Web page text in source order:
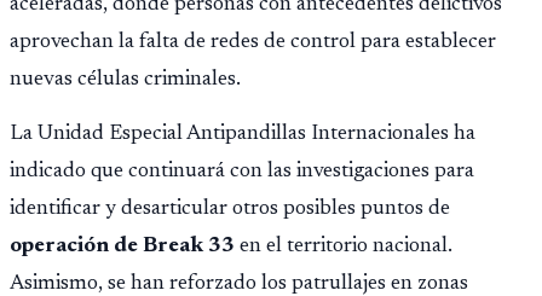
aceleradas, donde personas con antecedentes delictivos
aprovechan la falta de redes de control para establecer
nuevas células criminales.
La Unidad Especial Antipandillas Internacionales ha
indicado que continuará con las investigaciones para
identificar y desarticular otros posibles puntos de
operación de Break 33 en el territorio nacional.
Asimismo, se han reforzado los patrullajes en zonas